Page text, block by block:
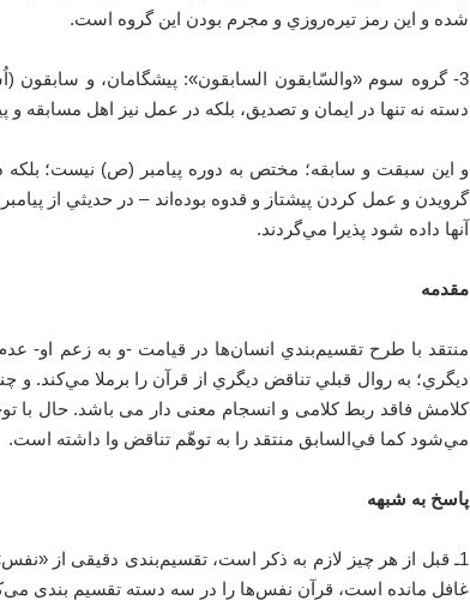
شده و اين رمز تيره‌روزي و مجرم بودن اين گروه است.
3- گروه سوم «والسّابقون السابقون»: پيشگامان، و سابقون
دسته نه تنها در ايمان و تصديق، بلكه در عمل نيز اهل مسابقه و
و اين سبقت و سابقه؛ مختص به دوره پيامبر (ص) نيست؛ بلكه
گرويدن و عمل كردن پيشتاز و قدوه بوده‌اند – در حديثي از
آنها داده شود پذيرا مي‌گردند.
مقدمه
منتقد با طرح تقسيم‌بندي انسان‌ها در قيامت -و به زعم او-
ديگري؛ به روال قبلي تناقض ديگري از قرآن را برملا مي‌كند. و
کلامش فاقد ربط کلامی و انسجام معنی دار می باشد. حال با
مي‌شود كما في‌السابق منتقد را به توهّم تناقض وا داشته است.
پاسخ به شبهه
1ـ قبل از هر چیز لازم به ذکر است، تقسیم‌بندی دقیقی از
غافل مانده است، قرآن نفس‌ها را در سه دسته تقسیم بندی